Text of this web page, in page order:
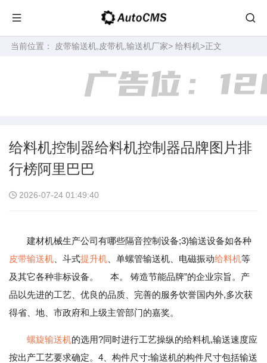
当前位置： 皮带输送机,皮带机,输送机厂家> 给料机>正文
给料机控制器给料机控制器品牌图片排
行榜阿里巴巴
2026-07-24 01:49:40
建材机械生产公司有哪些隔音控制设备;3)输送设备如各种
皮带输送机 、斗式提升机 、单螺管输送机、电磁振动给料机等
及其它各种非标设备。 本。 铸造节能品牌”的企业宗旨。产
品以先进的工艺、优良的品质、完善的服务饮誉国内外,多次获
得省、地、市政府和上级主管部门的嘉奖。
螺旋输送机的选用?同时进行工艺操纵的给料机,输送速度应
按出产工艺要求确定。4、构件尺寸:输送机的构件尺寸包括输送